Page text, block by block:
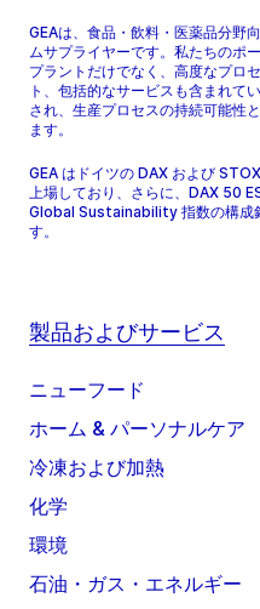
GEAは、食品・飲料・医薬品分野
ムサプライヤーです。私たちのポ
プラントだけでなく、高度なプロ
ト、包括的なサービスも含まれて
され、生産プロセスの持続可能性
ます。
GEA はドイツの DAX および
上場しており、さらに、DAX 50
Global Sustainability 指数の構成
す。
製品およびサービス
ニューフード
ホーム & パーソナルケア
冷凍および加熱
化学
環境
石油・ガス・エネルギー